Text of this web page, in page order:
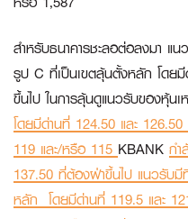
สำหรับธนาคารชะลอต่อลงมา แ
รูป C ที่เป็นเขตลุ้นตั้งหลัก โดย
ขึ้นไป ในการลุ้นดูแนวรับของหุ้นเ
โดยมีด่านที่ 124.50 และ
119 และ/หรือ 115 KBANK ก
137.50 ที่ต้องฝ่าขึ้นไป แนวรับ
หลัก โดยมีด่านที่ 119.5 และ